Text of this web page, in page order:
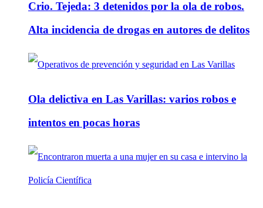
Crio. Tejeda: 3 detenidos por la ola de robos.
Alta incidencia de drogas en autores de delitos
Ola delictiva en Las Varillas: varios robos e
intentos en pocas horas